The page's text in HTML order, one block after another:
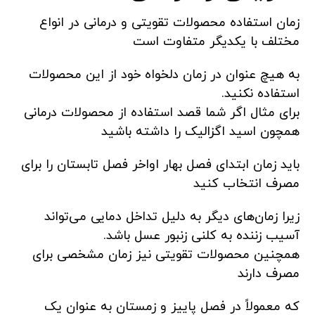
زمان استفاده محصولات تقویتی و درمانی در انواع
مختلف با یکدیگر متفاوت است
به هیچ عنوان در زمان دلخواه خود از این محصولات
استفاده نکنید.
برای مثال اگر شما قصد استفاده از محصولات درمانی
همچون اسید اگزالیک را داشته باشید
باید زمان ابتدای فصل بهار اواخر فصل تابستان را برای
مصرف انتخاب کنید
زیرا زمان‌های دیگر به دلیل تداخل دمایی می‌تواند
آسیب زننده به کلنی زنبور عسل باشد.
همچنین محصولات تقویتی نیز زمان مشخصی برای
مصرف دارند
که معمولاً در فصل پاییز و زمستان به عنوان یک